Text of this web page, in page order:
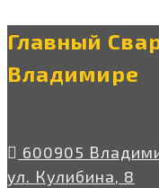
Главный
Владимире
600905
ул. Кулибина, 8